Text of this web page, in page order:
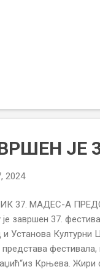
ЈЕ
2024
37. МАДЕС-А
завршен 37.
Установа Културни
фестивала,
Крњева. Жири